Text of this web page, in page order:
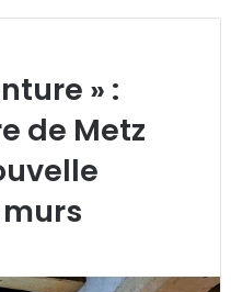
» :
de Metz